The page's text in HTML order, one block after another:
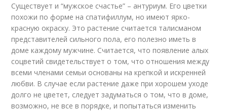
Существует и “мужское счастье” – антуриум. Его цветки
похожи по форме на спатифиллум, но имеют ярко-
красную окраску. Это растение считается талисманом
представителей сильного пола, его полезно иметь в
доме каждому мужчине. Считается, что появление алых
соцветий свидетельствует о том, что отношения между
всеми членами семьи основаны на крепкой и искренней
любви. В случае если растение даже при хорошем уходе
долго не цветет, следует задуматься о том, что в доме,
возможно, не все в порядке, и попытаться изменить